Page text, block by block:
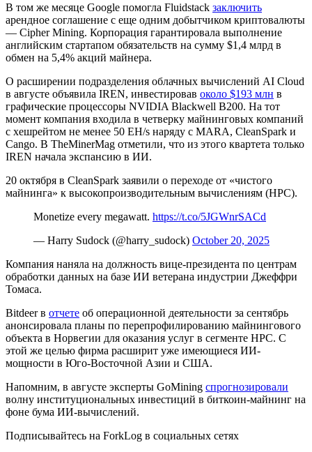
В том же месяце Google помогла Fluidstack заключить
арендное соглашение с еще одним добытчиком криптовалюты
— Cipher Mining. Корпорация гарантировала выполнение
английским стартапом обязательств на сумму $1,4 млрд в
обмен на 5,4% акций майнера.
О расширении подразделения облачных вычислений AI Cloud
в августе объявила IREN, инвестировав около $193 млн в
графические процессоры NVIDIA Blackwell B200. На тот
момент компания входила в четверку майнинговых компаний
с хешрейтом не менее 50 EH/s наряду с MARA, CleanSpark и
Cango. В TheMinerMag отметили, что из этого квартета только
IREN начала экспансию в ИИ.
20 октября в CleanSpark заявили о переходе от «чистого
майнинга» к высокопроизводительным вычислениям (HPC).
Monetize every megawatt. https://t.co/5JGWnrSACd
— Harry Sudock (@harry_sudock) October 20, 2025
Компания наняла на должность вице-президента по центрам
обработки данных на базе ИИ ветерана индустрии Джеффри
Томаса.
Bitdeer в отчете об операционной деятельности за сентябрь
анонсировала планы по перепрофилированию майнингового
объекта в Норвегии для оказания услуг в сегменте HPC. С
этой же целью фирма расширит уже имеющиеся ИИ-
мощности в Юго-Восточной Азии и США.
Напомним, в августе эксперты GoMining спрогнозировали
волну институциональных инвестиций в биткоин-майнинг на
фоне бума ИИ-вычислений.
Подписывайтесь на ForkLog в социальных сетях